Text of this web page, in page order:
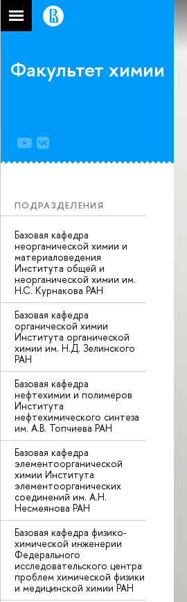
Факультет химии
ПОДРАЗДЕЛЕНИЯ
Базовая кафедра
неорганической химии и
материаловедения
Института общей и
неорганической химии им.
Н.С. Курнакова РАН
Базовая кафедра
органической химии
Института органической
химии им. Н.Д. Зелинского
РАН
Базовая кафедра
нефтехимии и полимеров
Института
нефтехимического синтеза
им. А.В. Топчиева РАН
Базовая кафедра
элементоорганической
химии Института
элементоорганических
соединений им. А.Н.
Несмеянова РАН
Базовая кафедра физико-
химической инженерии
Федерального
исследовательского центра
проблем химической физики
и медицинской химии РАН